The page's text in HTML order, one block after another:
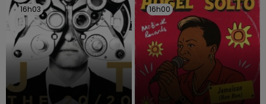
16h03
16h03 16h00
16h00